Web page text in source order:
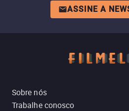
ASSINE A
Sobre nós
Trabalhe conosco